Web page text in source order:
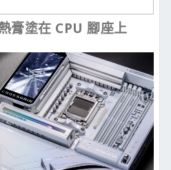
膏塗在 CPU 腳座上